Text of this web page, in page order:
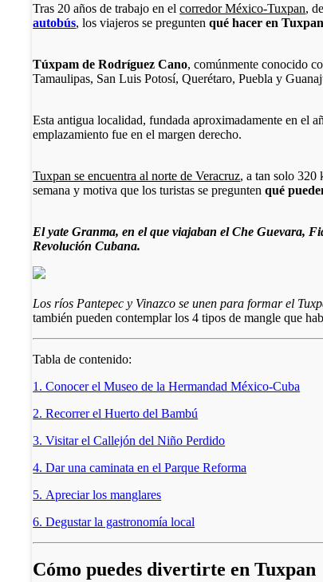
Tras 20 años de trabajo en elcorredor México-Tuxpan,
autobús, los viajeros se preguntenqué hacer en
Túxpam de Rodríguez Cano, comúnmente conocido
Tamaulipas, San Luis Potosí, Querétaro, Puebla y
Esta antigua localidad, fundada aproximadamente en el
emplazamiento fue en el margen derecho.
Tuxpan se encuentra al norte de Veracruz, a tan solo 320
semana y motiva que los turistas se preguntenqué
El yate Granma, en el que viajaban el Che Guevara,
Revolución Cubana.
Los ríos Pantepec y Vinazco se unen para formar el
también pueden contemplar los 4 tipos de mangle que
Tabla de contenido:
1. Conocer el Museo de la Hermandad México-Cuba
2. Recorrer el Huerto del Bambú
3. Visitar el Callejón del Niño Perdido
4. Dar una caminata en el Parque Reforma
5. Apreciar los manglares
6. Degustar la gastronomía local
Cómo puedes divertirte en Tuxpan